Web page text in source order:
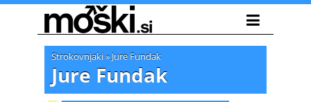
Strokovnjaki»Jure Fundak
Jure Fundak